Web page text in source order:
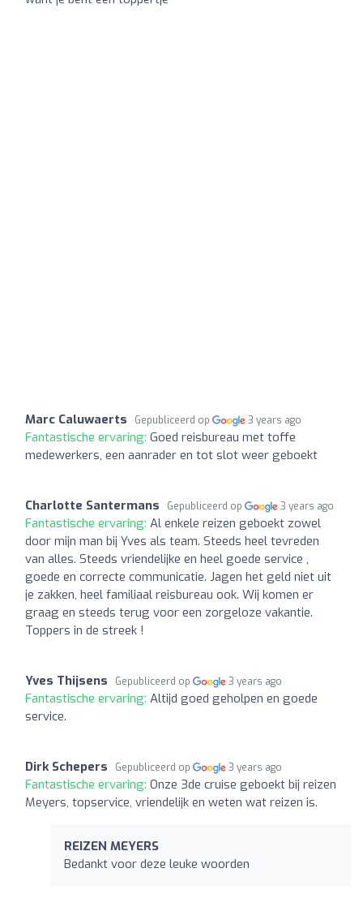
Marc Caluwaerts Gepubliceerd op 3 years ago
Fantastische ervaring: Goed reisbureau met toffe
medewerkers, een aanrader en tot slot weer geboekt
Charlotte Santermans Gepubliceerd op 3 years ago
Fantastische ervaring: Al enkele reizen geboekt zowel
door mijn man bij Yves als team. Steeds heel tevreden
van alles. Steeds vriendelijke en heel goede service ,
goede en correcte communicatie. Jagen het geld niet uit
je zakken, heel familiaal reisbureau ook. Wij komen er
graag en steeds terug voor een zorgeloze vakantie.
Toppers in de streek !
Yves Thijsens Gepubliceerd op 3 years ago
Fantastische ervaring: Altijd goed geholpen en goede
service.
Dirk Schepers Gepubliceerd op 3 years ago
Fantastische ervaring: Onze 3de cruise geboekt bij reizen
Meyers, topservice, vriendelijk en weten wat reizen is.
REIZEN MEYERS
Bedankt voor deze leuke woorden